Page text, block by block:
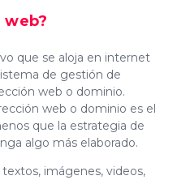
web?
que se aloja en internet
de gestión de
web o dominio.
web o dominio es el
que la estrategia de
algo más elaborado.
imágenes, videos,